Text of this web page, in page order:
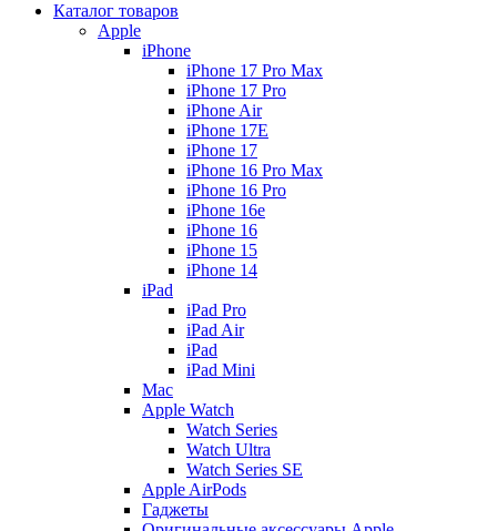
Каталог товаров
Apple
iPhone
iPhone 17 Pro Max
iPhone 17 Pro
iPhone Air
iPhone 17E
iPhone 17
iPhone 16 Pro Max
iPhone 16 Pro
iPhone 16e
iPhone 16
iPhone 15
iPhone 14
iPad
iPad Pro
iPad Air
iPad
iPad Mini
Mac
Apple Watch
Watch Series
Watch Ultra
Watch Series SE
Apple AirPods
Гаджеты